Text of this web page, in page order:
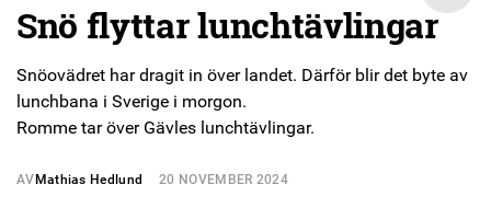
Snö flyttar lunchtävlingar
Snöovädret har dragit in över landet. Därför blir det byte av
lunchbana i Sverige i morgon.
Romme tar över Gävles lunchtävlingar.
AV Mathias Hedlund 20 NOVEMBER 2024